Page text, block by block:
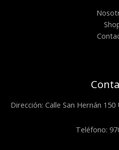
Dirección: Calle San Hernán
Teléfono: